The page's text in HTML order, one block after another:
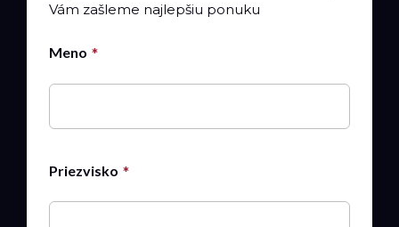
Vám zašleme najlepšiu ponuku
Meno
Priezvisko